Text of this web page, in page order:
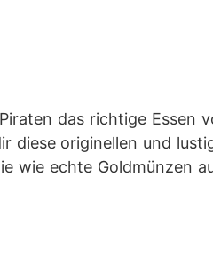
das richtige Essen
diese originellen und
wie echte Goldmünzen